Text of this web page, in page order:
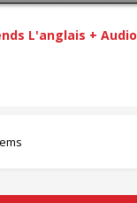
L'anglais + Audio